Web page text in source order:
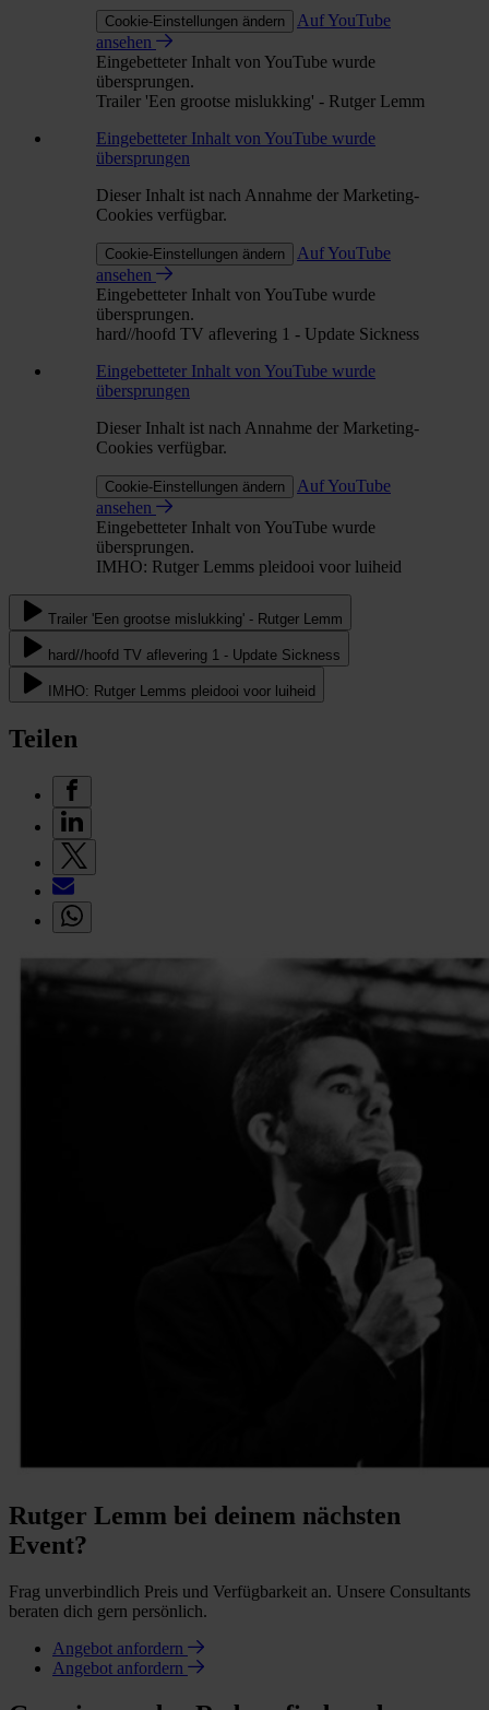
Cookie-Einstellungen ändern
Auf YouTube
ansehen
Eingebetteter Inhalt von YouTube wurde
übersprungen.
Trailer 'Een grootse mislukking' - Rutger Lemm
Eingebetteter Inhalt von YouTube wurde
übersprungen
Dieser Inhalt ist nach Annahme der Marketing-
Cookies verfügbar.
Cookie-Einstellungen ändern
Auf YouTube
ansehen
Eingebetteter Inhalt von YouTube wurde
übersprungen.
hard//hoofd TV aflevering 1 - Update Sickness
Eingebetteter Inhalt von YouTube wurde
übersprungen
Dieser Inhalt ist nach Annahme der Marketing-
Cookies verfügbar.
Cookie-Einstellungen ändern
Auf YouTube
ansehen
Eingebetteter Inhalt von YouTube wurde
übersprungen.
IMHO: Rutger Lemms pleidooi voor luiheid
Trailer 'Een grootse mislukking' - Rutger Lemm
hard//hoofd TV aflevering 1 - Update Sickness
IMHO: Rutger Lemms pleidooi voor luiheid
Teilen
Rutger Lemm bei deinem nächsten
Event?
Frag unverbindlich Preis und Verfügbarkeit an. Unsere Consultants
beraten dich gern persönlich.
Angebot anfordern
Angebot anfordern